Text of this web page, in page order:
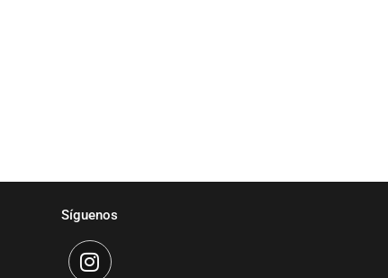
Síguenos
I
n